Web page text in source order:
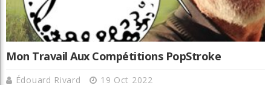
Mon Travail Aux Compétitions PopStroke
Édouard Rivard 19 Oct 2022